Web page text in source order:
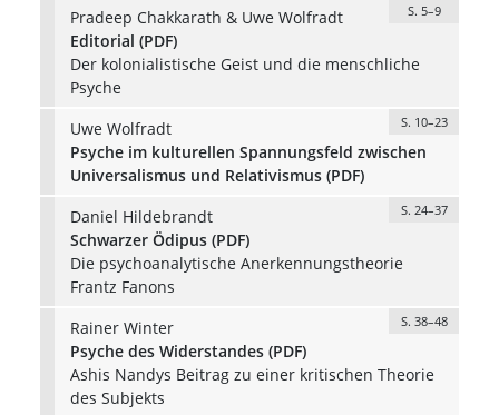
Pradeep Chakkarath & Uwe Wolfradt S. 5–9
Editorial (PDF)
Der kolonialistische Geist und die menschliche
Psyche
Uwe Wolfradt
S. 10–23
Psyche im kulturellen Spannungsfeld zwischen
Universalismus und Relativismus (PDF)
Daniel Hildebrandt
S. 24–37
Schwarzer Ödipus (PDF)
Die psychoanalytische Anerkennungstheorie
Frantz Fanons
Rainer Winter
S. 38–48
Psyche des Widerstandes (PDF)
Ashis Nandys Beitrag zu einer kritischen Theorie
des Subjekts